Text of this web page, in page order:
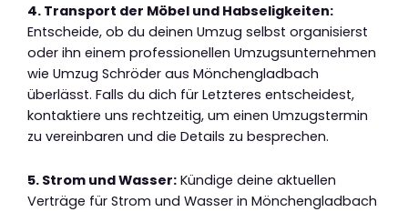
4. Transport der Möbel und Habseligkeiten:
Entscheide, ob du deinen Umzug selbst organisierst
oder ihn einem professionellen Umzugsunternehmen
wie Umzug Schröder aus Mönchengladbach
überlässt. Falls du dich für Letzteres entscheidest,
kontaktiere uns rechtzeitig, um einen Umzugstermin
zu vereinbaren und die Details zu besprechen.
5. Strom und Wasser: Kündige deine aktuellen
Verträge für Strom und Wasser in Mönchengladbach